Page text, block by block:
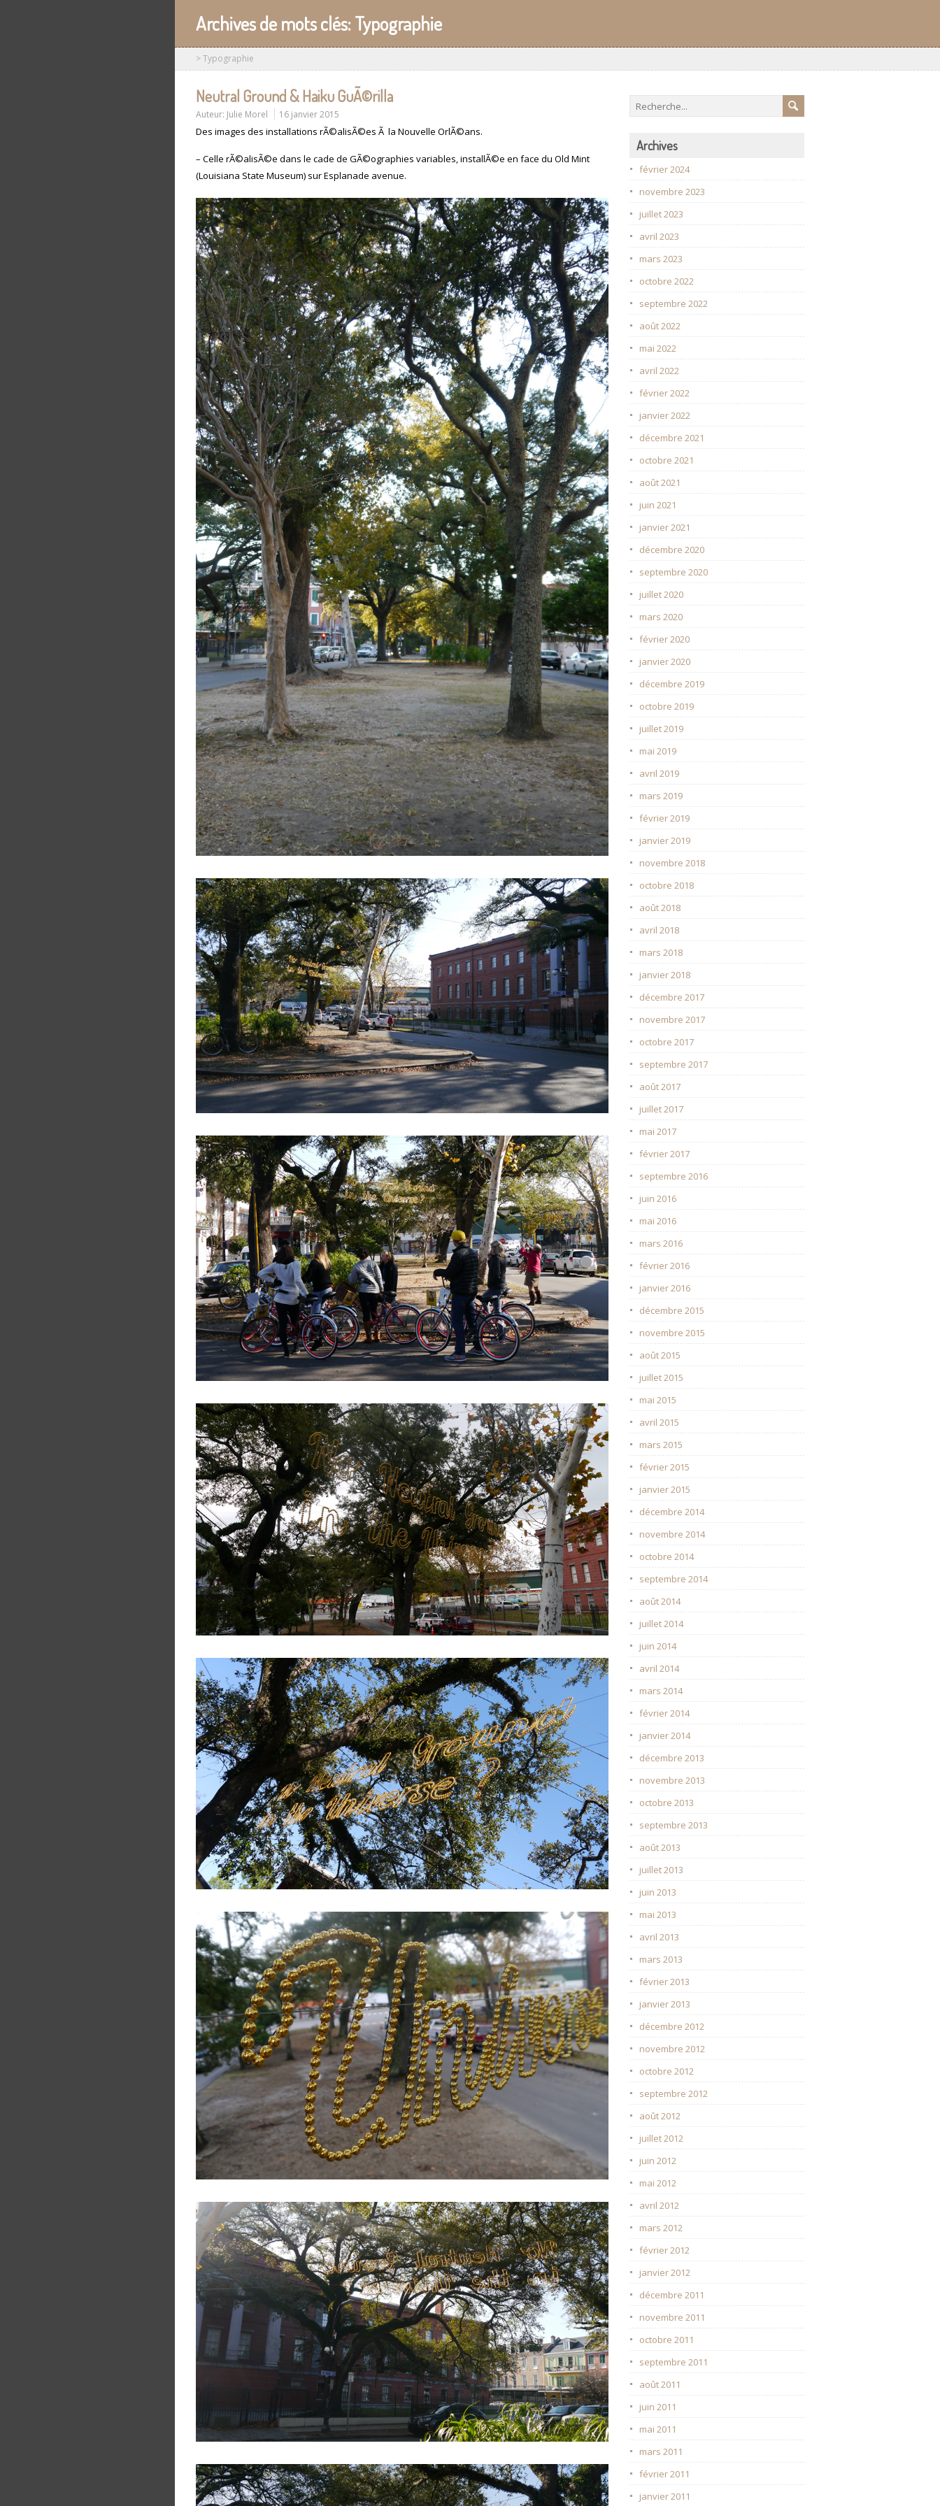
Archives de mots clés:Typographie
>Typographie
Neutral Ground & Haiku GuÃ©rilla
Auteur: Julie Morel 16 janvier 2015
Des images des installations rÃ©alisÃ©es Ã la Nouvelle OrlÃ©ans.
– Celle rÃ©alisÃ©e dans le cade de GÃ©ographies variables, installÃ©e en face du Old Mint
(Louisiana State Museum) sur Esplanade avenue.
Archives
février 2024
novembre 2023
juillet 2023
avril 2023
mars 2023
octobre 2022
septembre 2022
août 2022
mai 2022
avril 2022
février 2022
janvier 2022
décembre 2021
octobre 2021
août 2021
juin 2021
janvier 2021
décembre 2020
septembre 2020
juillet 2020
mars 2020
février 2020
janvier 2020
décembre 2019
octobre 2019
juillet 2019
mai 2019
avril 2019
mars 2019
février 2019
janvier 2019
novembre 2018
octobre 2018
août 2018
avril 2018
mars 2018
janvier 2018
décembre 2017
novembre 2017
octobre 2017
septembre 2017
août 2017
juillet 2017
mai 2017
février 2017
septembre 2016
juin 2016
mai 2016
mars 2016
février 2016
janvier 2016
décembre 2015
novembre 2015
août 2015
juillet 2015
mai 2015
avril 2015
mars 2015
février 2015
janvier 2015
décembre 2014
novembre 2014
octobre 2014
septembre 2014
août 2014
juillet 2014
juin 2014
avril 2014
mars 2014
février 2014
janvier 2014
décembre 2013
novembre 2013
octobre 2013
septembre 2013
août 2013
juillet 2013
juin 2013
mai 2013
avril 2013
mars 2013
février 2013
janvier 2013
décembre 2012
novembre 2012
octobre 2012
septembre 2012
août 2012
juillet 2012
juin 2012
mai 2012
avril 2012
mars 2012
février 2012
janvier 2012
décembre 2011
novembre 2011
octobre 2011
septembre 2011
août 2011
juin 2011
mai 2011
mars 2011
février 2011
janvier 2011